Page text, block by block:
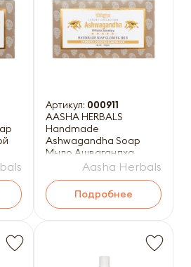
Артикул: 000911
AASHA HERBALS
Handmade
Ashwagandha Soap
Мыло Ашвагандха
ручной работы 100г
Aasha Herbals
Подробнее